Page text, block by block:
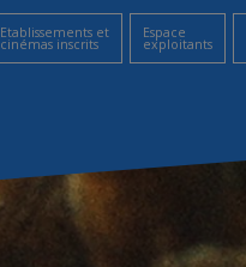
Etablissements et
cinémas inscrits
Espace
exploitants